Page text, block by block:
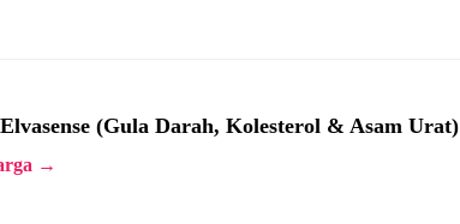
(Gula Darah, Kolesterol & Asam Urat)
→